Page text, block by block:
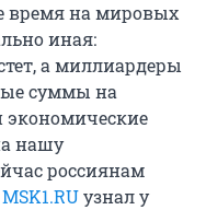
время на мировых
иная:
а миллиардеры
суммы на
экономические
нашу
россиянам
MSK1.RUузнал у